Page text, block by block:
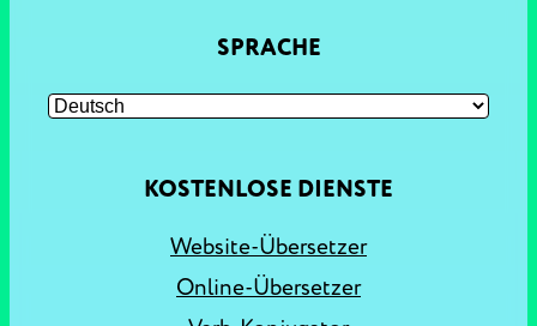
SPRACHE
KOSTENLOSE DIENSTE
Website-Übersetzer
Online-Übersetzer